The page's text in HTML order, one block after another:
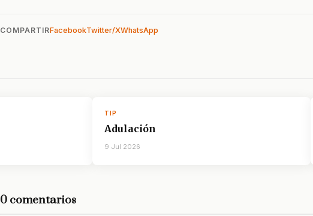
COMPARTIRFacebookTwitter/XWhatsApp
TIP
Adulación
9 Jul 2026
0 comentarios